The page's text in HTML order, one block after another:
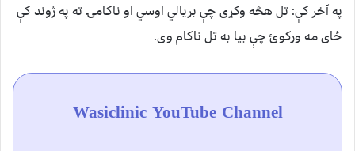
په آخر کې: تل هڅه وکړی چې بریالي اوسي او ناکامۍ ته په ژوند کې
ځای مه ورکوئ چې بیا به تل ناکام وی.
Wasiclinic YouTube Channel